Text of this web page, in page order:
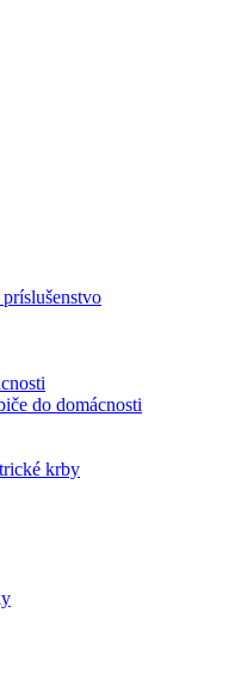
do domácnosti
krby